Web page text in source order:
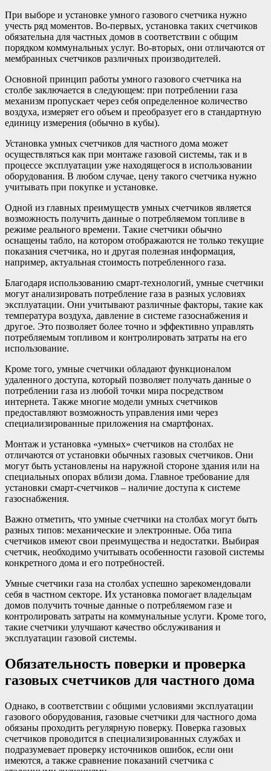
При выборе и установке умного газового счетчика нужно
учесть ряд моментов. Во-первых, установка таких счетчиков
обязательна для частных домов в соответствии с общим
порядком коммунальных услуг. Во-вторых, они отличаются от
мембранных счетчиков различных производителей.
Основной принцип работы умного газового счетчика на
столбе заключается в следующем: при потреблении газа
механизм пропускает через себя определенное количество
воздуха, измеряет его объем и преобразует его в стандартную
единицу измерения (обычно в кубы).
Установка умных счетчиков для частного дома может
осуществляться как при монтаже газовой системы, так и в
процессе эксплуатации уже находящегося в использовании
оборудования. В любом случае, цену такого счетчика нужно
учитывать при покупке и установке.
Одной из главных преимуществ умных счетчиков является
возможность получить данные о потребляемом топливе в
режиме реального времени. Такие счетчики обычно
оснащены табло, на котором отображаются не только текущие
показания счетчика, но и другая полезная информация,
например, актуальная стоимость потребленного газа.
Благодаря использованию смарт-технологий, умные счетчики
могут анализировать потребление газа в разных условиях
эксплуатации. Они учитывают различные факторы, такие как
температура воздуха, давление в системе газоснабжения и
другое. Это позволяет более точно и эффективно управлять
потребляемым топливом и контролировать затраты на его
использование.
Кроме того, умные счетчики обладают функционалом
удаленного доступа, который позволяет получать данные о
потреблении газа из любой точки мира посредством
интернета. Также многие модели умных счетчиков
предоставляют возможность управления ими через
специализированные приложения на смартфонах.
Монтаж и установка «умных» счетчиков на столбах не
отличаются от установки обычных газовых счетчиков. Они
могут быть установлены на наружной стороне здания или на
специальных опорах вблизи дома. Главное требование для
установки смарт-счетчиков – наличие доступа к системе
газоснабжения.
Важно отметить, что умные счетчики на столбах могут быть
разных типов: механические и электронные. Оба типа
счетчиков имеют свои преимущества и недостатки. Выбирая
счетчик, необходимо учитывать особенности газовой системы
конкретного дома и его потребностей.
Умные счетчики газа на столбах успешно зарекомендовали
себя в частном секторе. Их установка помогает владельцам
домов получить точные данные о потребляемом газе и
контролировать затраты на коммунальные услуги. Кроме того,
такие счетчики улучшают качество обслуживания и
эксплуатации газовой системы.
Обязательность поверки и проверка
газовых счетчиков для частного дома
Однако, в соответствии с общими условиями эксплуатации
газового оборудования, газовые счетчики для частного дома
обязаны проходить регулярную поверку. Поверка газовых
счетчиков проводится в специализированных службах и
подразумевает проверку источников ошибок, если они
имеются, а также сравнение показаний счетчика с